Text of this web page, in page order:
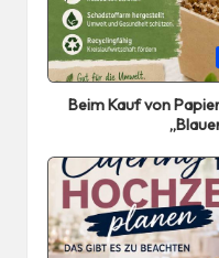
Posted
in
Beim Kauf von